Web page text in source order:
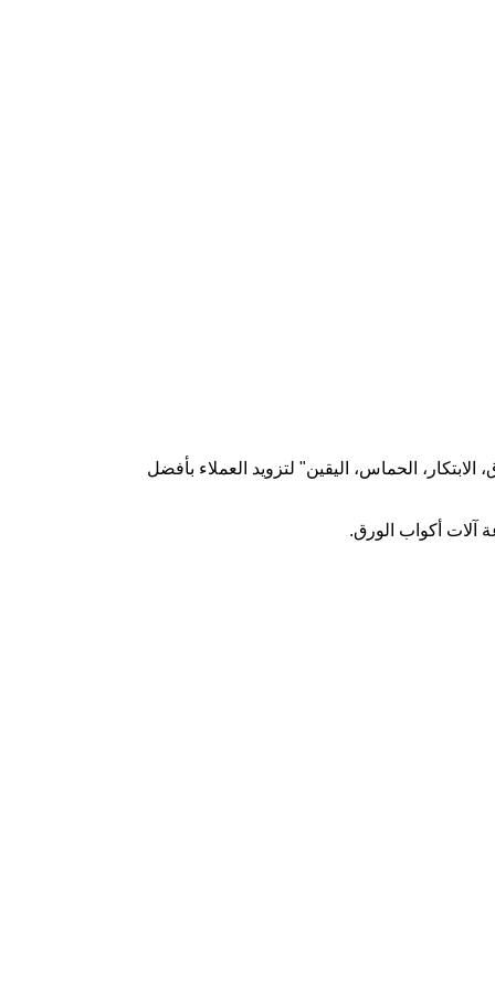
الحماس، اليقين" لتزويد العملاء بأفضل
آلات أكواب الورق.